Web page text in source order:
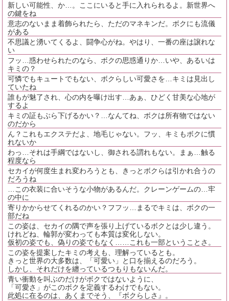
新しい可能性、か…。ここにいると手に入れられるよ。新世界へ
の鍵をね
意志のないまま着飾られたら、ただのマネキンだ。ボクにも流儀
がある
不思議と湧いてくるよ、闘争心がね。やはり、一番の座は譲れな
い
フッ…惑わせられたのなら、ボクの思惑通りか…いや、あるいは
キミの？
可憐でもキュートでもない、ボクらしい可愛さを…キミは見出し
ていたね
誰もが魅了され、心の内を曝け出す…あぁ、ひどく甘美な心地が
するよ
キミの証もぶら下げるかい？…なんてね、ボクは所有物ではない
のだから
ん？これもエクステだよ、地毛じゃない。フッ、キミもボクに慣
れないか
わっ…それは手綱ではないし、御される謂れもない。まぁ…触る
程度なら
セカイが何度生まれ変わろうとも、きっとボクらは引かれ合うの
だろうね
…この衣装に合いそうな小物があるんだ。クレーンゲームの…牢
の中に
寄りかからせてくれるのかい？フフッ…まるでキミは、ボクの一
部だね
この姿は、セカイの隅で声を張り上げているボクとは少し違う。
けれどね、輪郭が変わっても本質は変化しない。
仮初の姿でも、偽りの姿でもなく……これも一部ということさ。
この姿を提案したキミの考えも、理解っているとも。
きっと世界の大多数は、「可愛い」と口を揃えるのだろう。
しかし、それだけを纏っているつもりもないんだ。
青い衝動を叫ぶのだけがボクではないように、
「可愛さ」がこのボクを定義するわけでもない。
此処に在るのは、あくまでそう、『ボクらしさ』。